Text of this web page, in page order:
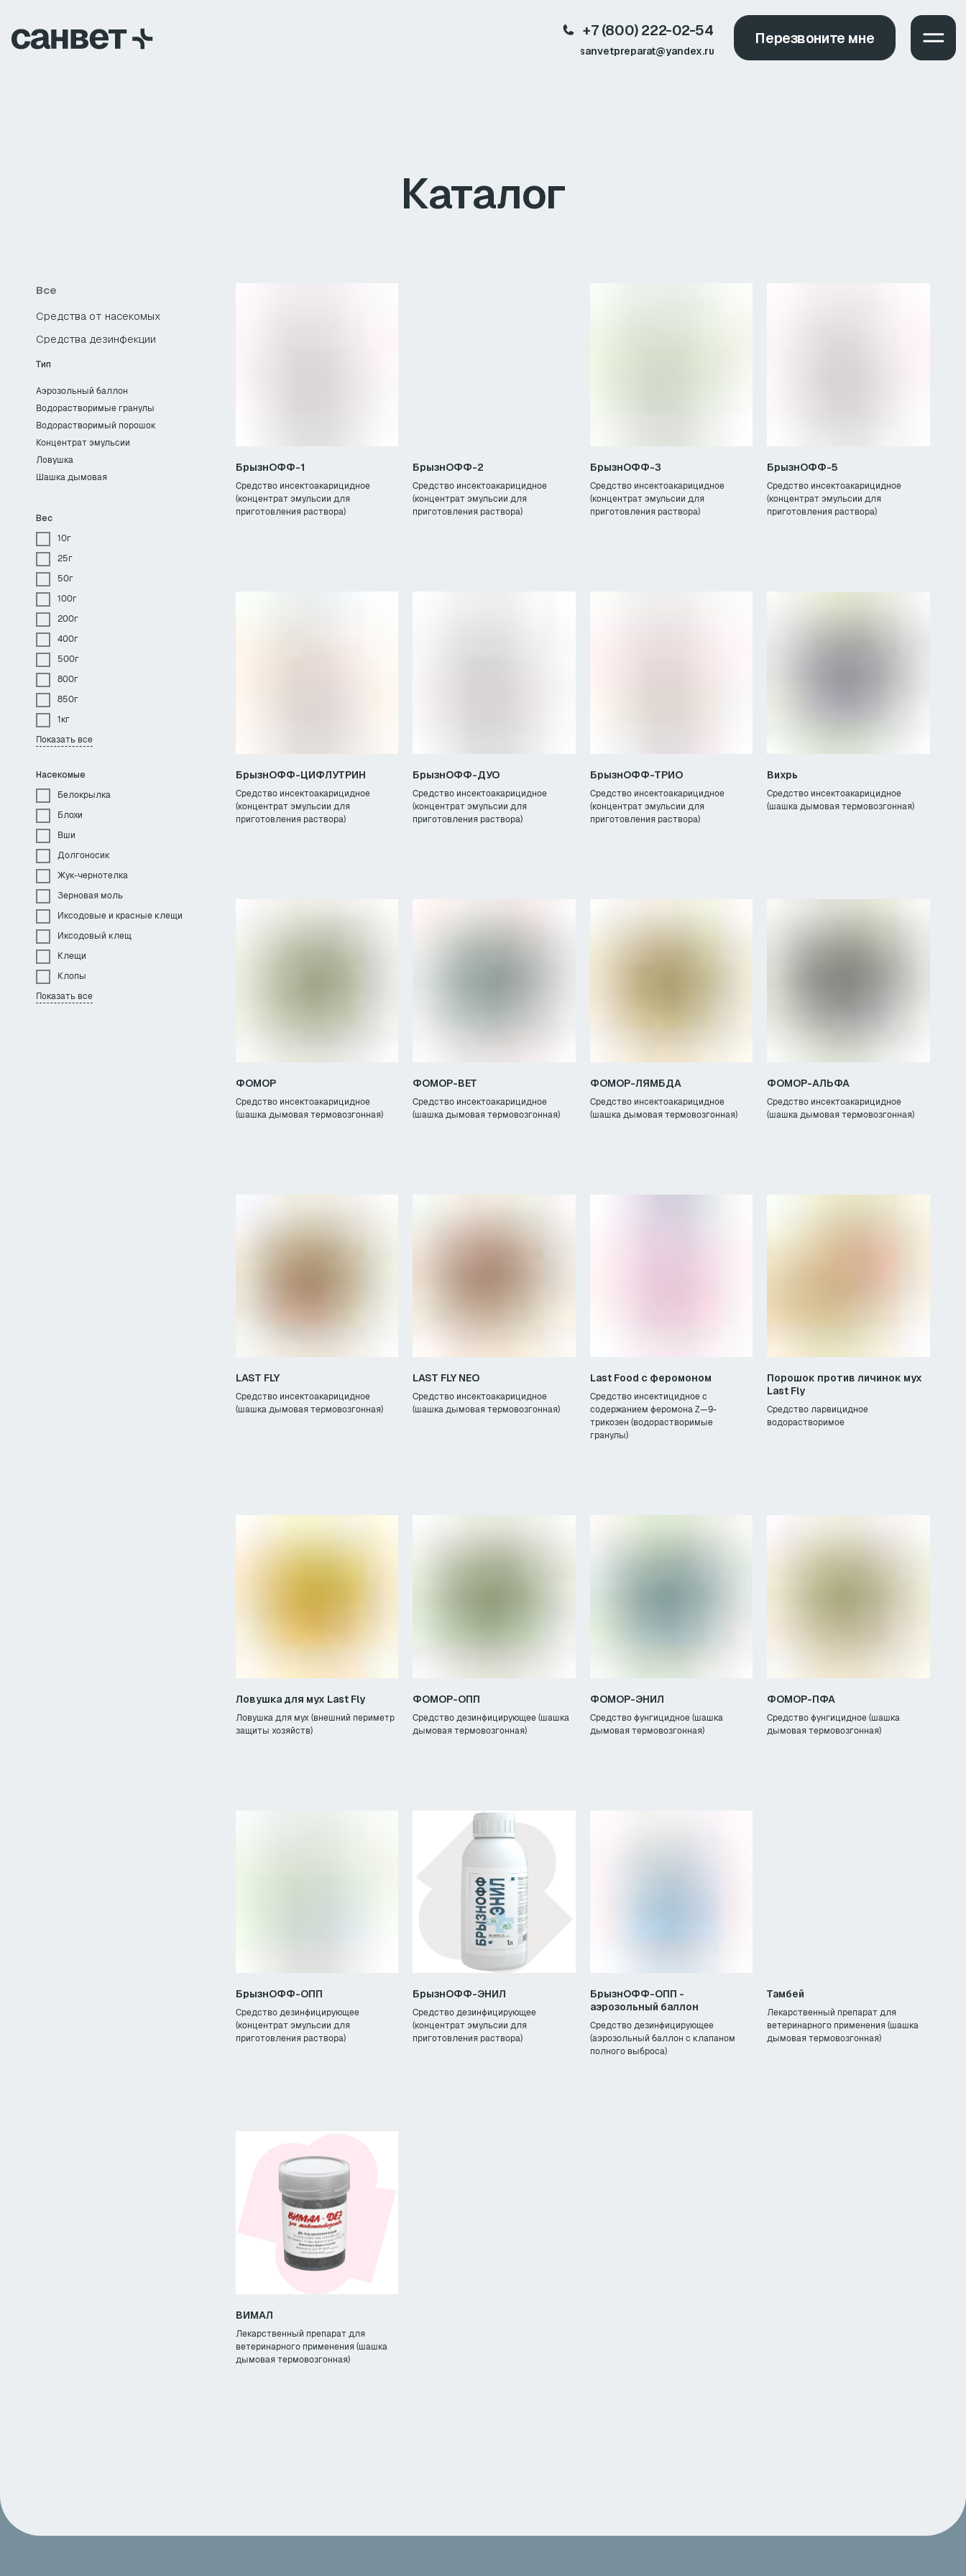
Перезвоните мне
Все
Средства от насекомых
Средства дезинфекции
Тип
Аэрозольный баллон
Водорастворимые гранулы
Водорастворимый порошок
Концентрат эмульсии
Ловушка
Шашка дымовая
Вес
10г
25г
50г
100г
200г
400г
500г
800г
850г
1кг
Показать все
Насекомые
Белокрылка
Блохи
Вши
Долгоносик
Жук-чернотелка
Зерновая моль
Иксодовые и красные клещи
Иксодовый клещ
Клещи
Клопы
Показать все
БрызнОФФ-1
Средство инсектоакарицидное
(концентрат эмульсии для
приготовления раствора)
БрызнОФФ-2
Средство инсектоакарицидное
(концентрат эмульсии для
приготовления раствора)
БрызнОФФ-3
Средство инсектоакарицидное
(концентрат эмульсии для
приготовления раствора)
БрызнОФФ-5
Средство инсектоакарицидное
(концентрат эмульсии для
приготовления раствора)
БрызнОФФ-ЦИФЛУТРИН
Средство инсектоакарицидное
(концентрат эмульсии для
приготовления раствора)
БрызнОФФ-ДУО
Средство инсектоакарицидное
(концентрат эмульсии для
приготовления раствора)
БрызнОФФ-ТРИО
Средство инсектоакарицидное
(концентрат эмульсии для
приготовления раствора)
Вихрь
Средство инсектоакарицидное
(шашка дымовая термовозгонная)
ФОМОР
Средство инсектоакарицидное
(шашка дымовая термовозгонная)
ФОМОР-ВЕТ
Средство инсектоакарицидное
(шашка дымовая термовозгонная)
ФОМОР-ЛЯМБДА
Средство инсектоакарицидное
(шашка дымовая термовозгонная)
ФОМОР-АЛЬФА
Средство инсектоакарицидное
(шашка дымовая термовозгонная)
LAST FLY
Средство инсектоакарицидное
(шашка дымовая термовозгонная)
LAST FLY NEO
Средство инсектоакарицидное
(шашка дымовая термовозгонная)
Last Food с феромоном
Средство инсектицидное с
содержанием феромона Z—9-
трикозен (водорастворимые
гранулы)
Порошок против личинок мух
Last Fly
Средство ларвицидное
водорастворимое
Ловушка для мух Last Fly
Ловушка для мух (внешний периметр
защиты хозяйств)
ФОМОР-ОПП
Средство дезинфицирующее (шашка
дымовая термовозгонная)
ФОМОР-ЭНИЛ
Средство фунгицидное (шашка
дымовая термовозгонная)
ФОМОР-ПФА
Средство фунгицидное (шашка
дымовая термовозгонная)
БрызнОФФ-ОПП
Средство дезинфицирующее
(концентрат эмульсии для
приготовления раствора)
БрызнОФФ-ЭНИЛ
Средство дезинфицирующее
(концентрат эмульсии для
приготовления раствора)
БрызнОФФ-ОПП -
аэрозольный баллон
Средство дезинфицирующее
(аэрозольный баллон с клапаном
полного выброса)
Тамбей
Лекарственный препарат для
ветеринарного применения (шашка
дымовая термовозгонная)
ВИМАЛ
Лекарственный препарат для
ветеринарного применения (шашка
дымовая термовозгонная)
Создание сайта —студия 2MARS
sanvetpreparat@yandex.ru